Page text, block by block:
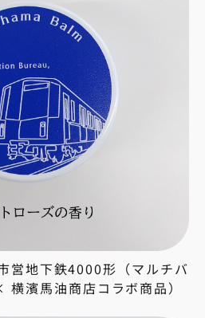
地下鉄4000形（マルチバ
濱馬油商店コラボ商品）